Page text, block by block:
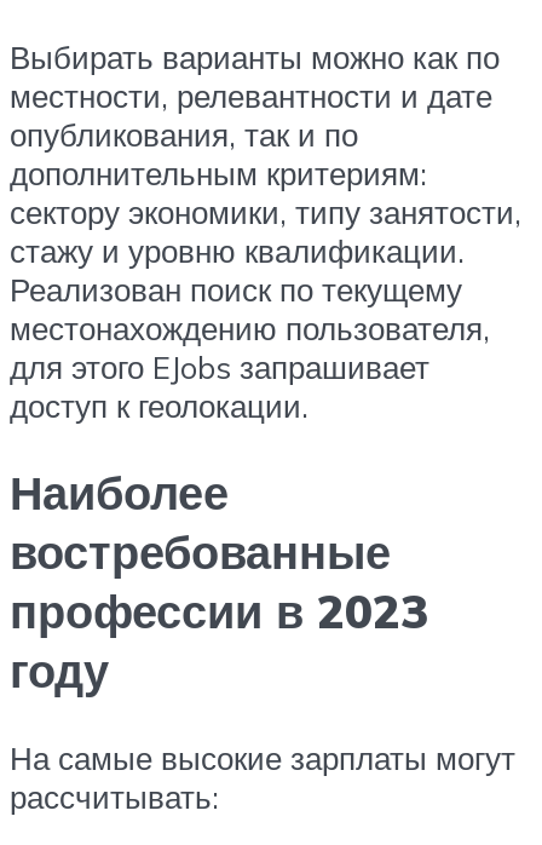
Выбирать варианты можно как по
местности, релевантности и дате
опубликования, так и по
дополнительным критериям:
сектору экономики, типу занятости,
стажу и уровню квалификации.
Реализован поиск по текущему
местонахождению пользователя,
для этого EJobs запрашивает
доступ к геолокации.
Наиболее
востребованные
профессии в 2023
году
На самые высокие зарплаты могут
рассчитывать: